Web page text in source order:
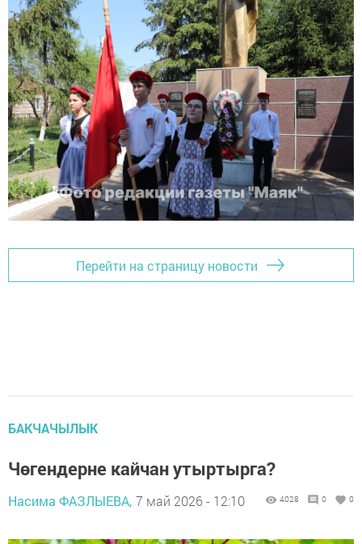
Перейти на страницу новости
БАКЧАЧЫЛЫК
Чөгендерне кайчан утыртырга?
Насима ФАЗЛЫЕВА, 7 май 2026 - 12:10 4028 0 0